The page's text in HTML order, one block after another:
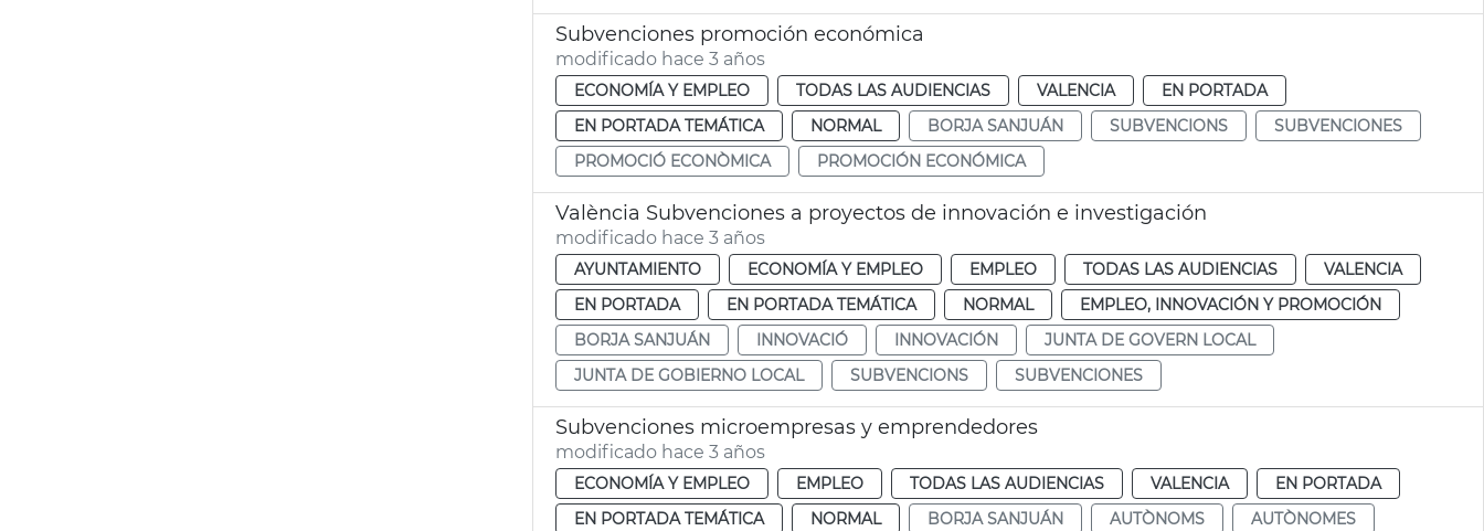
Subvenciones promoción económica
modificado hace 3 años
ECONOMÍA Y EMPLEO TODAS LAS AUDIENCIAS VALENCIA
EN PORTADA
EN PORTADA TEMÁTICA
NORMAL BORJA SANJUÁN SUBVENCIONS
SUBVENCIONES
PROMOCIÓ ECONÒMICA
PROMOCIÓN ECONÓMICA
València Subvenciones a proyectos de innovación e investigación
modificado hace 3 años
AYUNTAMIENTO ECONOMÍA Y EMPLEO EMPLEO TODAS LAS AUDIENCIAS
VALENCIA
EN PORTADA
EN PORTADA TEMÁTICA NORMAL
EMPLEO, INNOVACIÓN Y PROMOCIÓN
BORJA SANJUÁN
INNOVACIÓ INNOVACIÓN
JUNTA DE GOVERN LOCAL
JUNTA DE GOBIERNO LOCAL
SUBVENCIONS SUBVENCIONES
Subvenciones microempresas y emprendedores
modificado hace 3 años
ECONOMÍA Y EMPLEO EMPLEO TODAS LAS AUDIENCIAS VALENCIA
EN PORTADA
EN PORTADA TEMÁTICA
NORMAL BORJA SANJUÁN AUTÒNOMS AUTÒNOMES